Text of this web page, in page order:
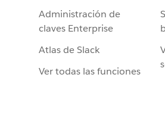
Administración de
claves Enterprise
Atlas de Slack
Ver todas las funciones